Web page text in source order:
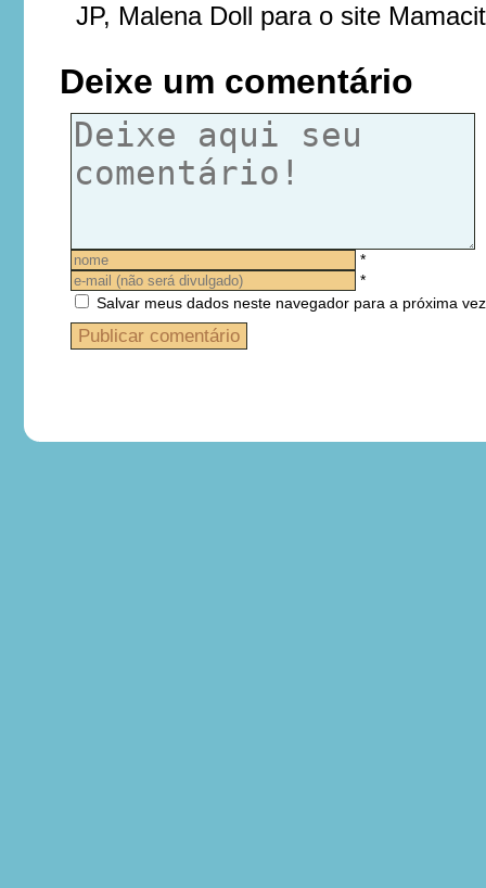
JP, Malena Doll para o site
Deixe um comentário
*
*
Salvar meus dados neste navegador para a próxima